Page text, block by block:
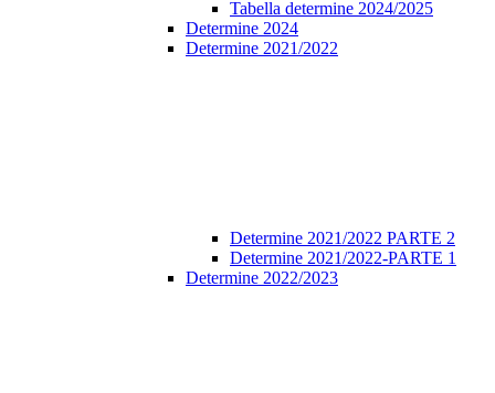
Tabella determine 2024/2025
Determine 2024
Determine 2021/2022
Determine 2021/2022 PARTE 2
Determine 2021/2022-PARTE 1
Determine 2022/2023